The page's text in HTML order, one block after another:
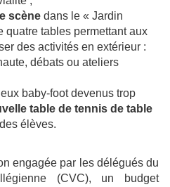
scène dans le « Jardin
quatre tables permettant aux
des activités en extérieur :
débats ou ateliers
baby-foot devenus trop
table de tennis de table
élèves.
engagée par les délégués du
(CVC), un budget